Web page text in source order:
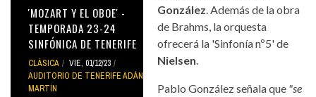
'MOZART Y EL OBOE' -
TEMPORADA 23-24
SINFÓNICA DE TENERIFE
CLÁSICA
VIE, 01/12/23
AUDITORIO DE TENERIFE ADÁN
MARTÍN
González. Además de la obra
de Brahms, la orquesta
ofrecerá la 'Sinfonía nº5' de
Nielsen.
Pablo González señala que "se